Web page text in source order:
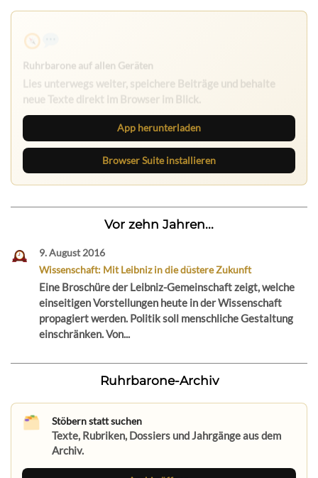
Ruhrbarone auf allen Geräten
Lies unterwegs weiter, speichere Beiträge und behalte
neue Texte direkt im Browser im Blick.
App herunterladen
Browser Suite installieren
Vor zehn Jahren...
9. August 2016
Wissenschaft: Mit Leibniz in die düstere Zukunft
Eine Broschüre der Leibniz-Gemeinschaft zeigt, welche
einseitigen Vorstellungen heute in der Wissenschaft
propagiert werden. Politik soll menschliche Gestaltung
einschränken. Von...
Ruhrbarone-Archiv
Stöbern statt suchen
Texte, Rubriken, Dossiers und Jahrgänge aus dem
Archiv.